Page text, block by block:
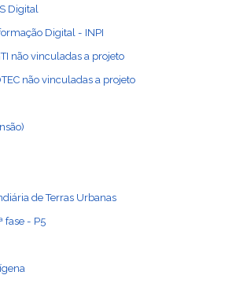
Digital
Digital - INPI
não vinculadas a projeto
não vinculadas a projeto
de Terras Urbanas
fase - P5